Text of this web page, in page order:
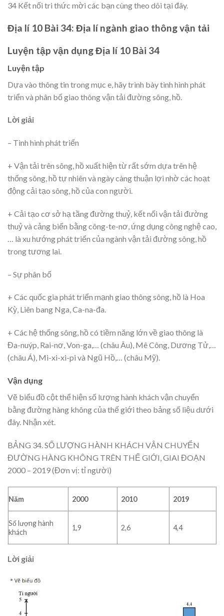
34 Kết nối tri thức mời các bạn cùng theo dõi tại đây.
Địa lí 10 Bài 34: Địa lí ngành giao thông vận tải
Luyện tập vận dụng Địa lí 10 Bài 34
Luyện tập
Dựa vào thông tin trong mục e, hãy trình bày tình hình phát
triển và phân bố giao thông vận tải đường sông, hồ.
Lời giải
– Tình hình phát triển
+ Vận tải trên sông, hồ xuất hiện từ rất sớm dựa trên hệ
thống sông, hồ tự nhiên và ngày càng thuận lợi nhờ các hoạt
động cải tạo sông, hồ của con người.
+ Cải tạo cơ sở hạ tầng đường thuỷ, kết nối vận tải đường
thuỷ và cảng biển bằng công-te-nơ, ứng dụng công nghệ cao,
… là xu hướng phát triển của ngành vận tải đường sông, hồ
trong tương lai.
– Sự phân bố
+ Các quốc gia phát triển mạnh giao thông sông, hồ là Hoa
Kỳ, Liên bang Nga, Ca-na-đa.
+ Các hệ thống sông, hồ có tiềm năng lớn về giao thông là
Đa-nuýp, Rai-nơ, Von-ga,… (châu Âu), Mê Công, Dương Tử,…
(châu Á), Mi-xi-xi-pi và Ngũ Hồ,… (châu Mỹ).
Vận dụng
Vẽ biểu đồ cột thể hiện số lượng hành khách vận chuyển
bằng đường hàng không của thế giới theo bảng số liệu dưới
đây. Nhận xét.
BẢNG 34. SỐ LƯỢNG HÀNH KHÁCH VẬN CHUYỂN
ĐƯỜNG HÀNG KHÔNG TRÊN THẾ GIỚI, GIAI ĐOẠN
2000 – 2019 (Đơn vị: tỉ người)
Năm 2000 2010 2019
Số lượng hành
khách
1,9 2,6 4,4
Lời giải